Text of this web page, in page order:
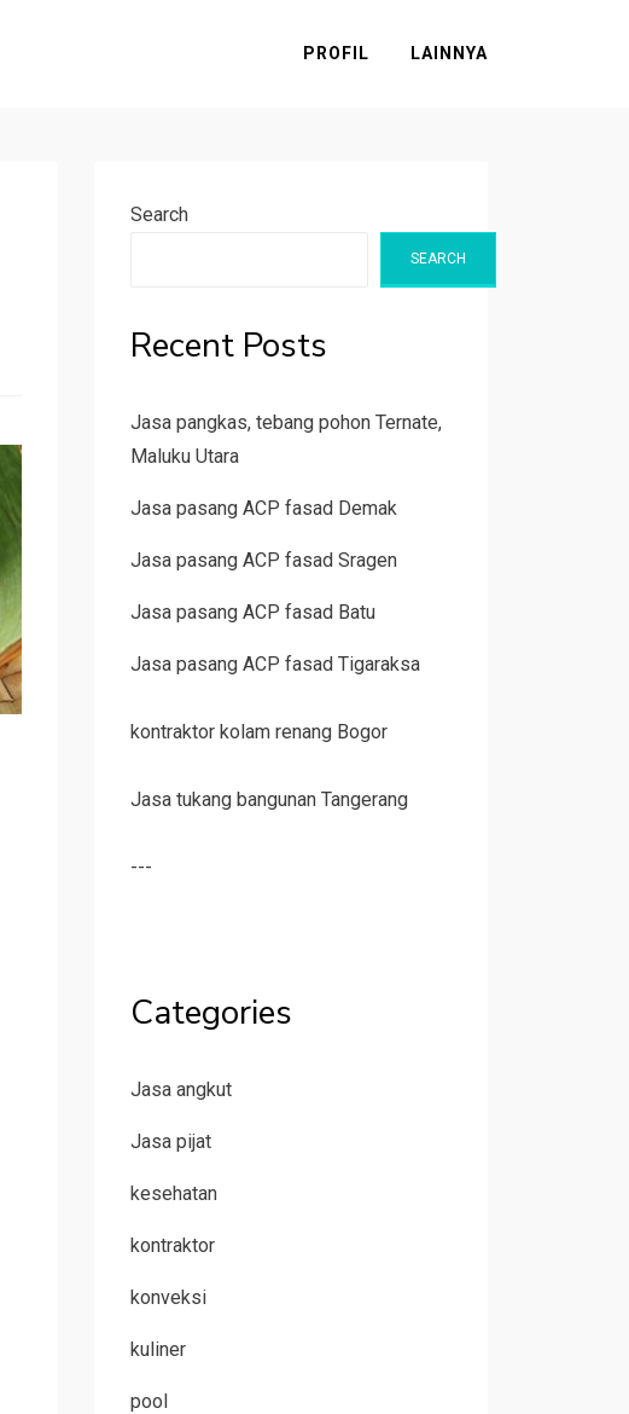
PROFIL LAINNYA
Search
SEARCH
Recent Posts
Jasa pangkas, tebang pohon Ternate,
Maluku Utara
Jasa pasang ACP fasad Demak
Jasa pasang ACP fasad Sragen
Jasa pasang ACP fasad Batu
Jasa pasang ACP fasad Tigaraksa
kontraktor kolam renang Bogor
Jasa tukang bangunan Tangerang
---
Categories
Jasa angkut
Jasa pijat
kesehatan
kontraktor
konveksi
kuliner
pool